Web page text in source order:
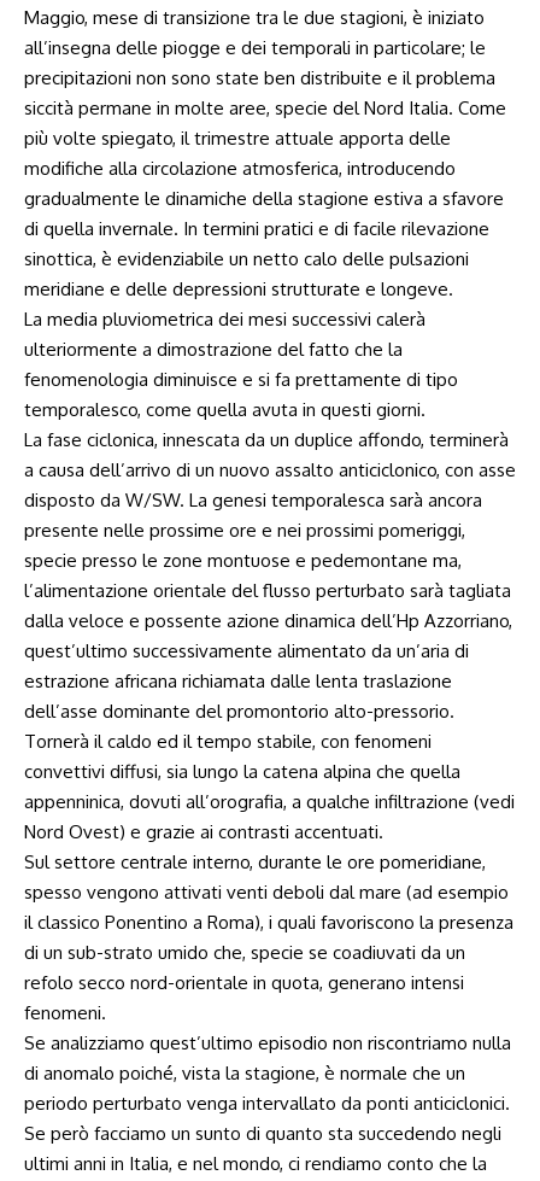
Maggio, mese di transizione tra le due stagioni, è iniziato
all’insegna delle piogge e dei temporali in particolare; le
precipitazioni non sono state ben distribuite e il problema
siccità permane in molte aree, specie del Nord Italia. Come
più volte spiegato, il trimestre attuale apporta delle
modifiche alla circolazione atmosferica, introducendo
gradualmente le dinamiche della stagione estiva a sfavore
di quella invernale. In termini pratici e di facile rilevazione
sinottica, è evidenziabile un netto calo delle pulsazioni
meridiane e delle depressioni strutturate e longeve.
La media pluviometrica dei mesi successivi calerà
ulteriormente a dimostrazione del fatto che la
fenomenologia diminuisce e si fa prettamente di tipo
temporalesco, come quella avuta in questi giorni.
La fase ciclonica, innescata da un duplice affondo, terminerà
a causa dell’arrivo di un nuovo assalto anticiclonico, con asse
disposto da W/SW. La genesi temporalesca sarà ancora
presente nelle prossime ore e nei prossimi pomeriggi,
specie presso le zone montuose e pedemontane ma,
l’alimentazione orientale del flusso perturbato sarà tagliata
dalla veloce e possente azione dinamica dell’Hp Azzorriano,
quest’ultimo successivamente alimentato da un’aria di
estrazione africana richiamata dalle lenta traslazione
dell’asse dominante del promontorio alto-pressorio.
Tornerà il caldo ed il tempo stabile, con fenomeni
convettivi diffusi, sia lungo la catena alpina che quella
appenninica, dovuti all’orografia, a qualche infiltrazione (vedi
Nord Ovest) e grazie ai contrasti accentuati.
Sul settore centrale interno, durante le ore pomeridiane,
spesso vengono attivati venti deboli dal mare (ad esempio
il classico Ponentino a Roma), i quali favoriscono la presenza
di un sub-strato umido che, specie se coadiuvati da un
refolo secco nord-orientale in quota, generano intensi
fenomeni.
Se analizziamo quest’ultimo episodio non riscontriamo nulla
di anomalo poiché, vista la stagione, è normale che un
periodo perturbato venga intervallato da ponti anticiclonici.
Se però facciamo un sunto di quanto sta succedendo negli
ultimi anni in Italia, e nel mondo, ci rendiamo conto che la